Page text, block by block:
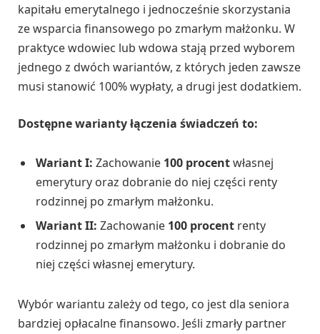
kapitału emerytalnego i jednocześnie skorzystania
ze wsparcia finansowego po zmarłym małżonku. W
praktyce wdowiec lub wdowa stają przed wyborem
jednego z dwóch wariantów, z których jeden zawsze
musi stanowić 100% wypłaty, a drugi jest dodatkiem.
Dostępne warianty łączenia świadczeń to:
Wariant I: Zachowanie 100 procentwłasnej
emerytury oraz dobranie do niej części renty
rodzinnej po zmarłym małżonku.
Wariant II: Zachowanie 100 procent renty
rodzinnej po zmarłym małżonku i dobranie do
niej części własnej emerytury.
Wybór wariantu zależy od tego, co jest dla seniora
bardziej opłacalne finansowo. Jeśli zmarły partner